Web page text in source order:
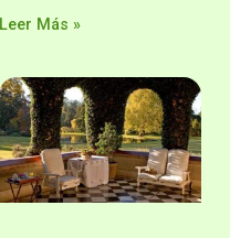
Leer Más »